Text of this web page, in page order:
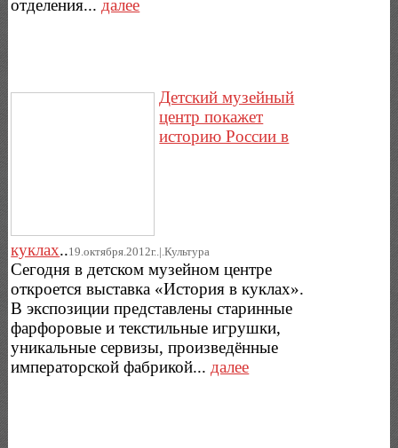
отделения...далее
Детский музейный
центр покажет
историю России в
куклах..19.октября.2012г..|.Культура
Сегодня в детском музейном центре
откроется выставка «История в куклах».
В экспозиции представлены старинные
фарфоровые и текстильные игрушки,
уникальные сервизы, произведённые
императорской фабрикой... далее